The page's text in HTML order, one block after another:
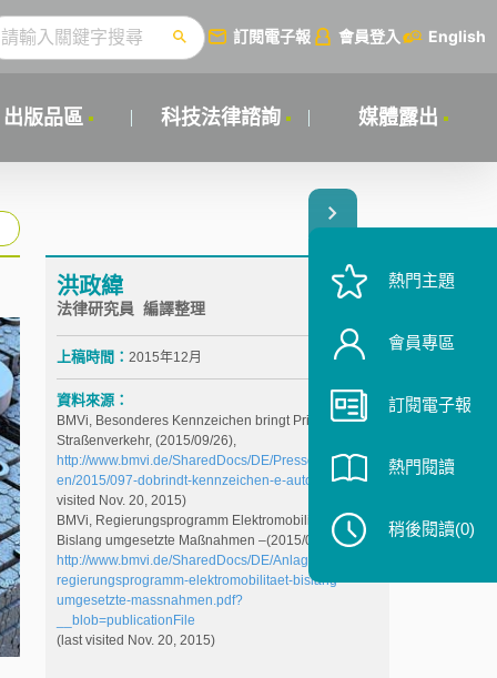
訂閱電子報 會員登入 English
出版品區 科技法律諮詢 媒體露出
洪政緯
法律研究員 編譯整理
上稿時間： 2015年12月
資料來源：
BMVi, Besonderes Kennzeichen bringt Privilegien im
Straßenverkehr, (2015/09/26),
http://www.bmvi.de/SharedDocs/DE/Pressemitteilung
en/2015/097-dobrindt-kennzeichen-e-autos.html(last
visited Nov. 20, 2015)
BMVi, Regierungsprogramm Elektromobilität–
Bislang umgesetzte Maßnahmen –(2015/08/14),
http://www.bmvi.de/SharedDocs/DE/Anlage/Digitales/
regierungsprogramm-elektromobilitaet-bislang-
umgesetzte-massnahmen.pdf?
__blob=publicationFile
(last visited Nov. 20, 2015)
熱門主題
會員專區
訂閱電子報
熱門閱讀
稍後閱讀(0)